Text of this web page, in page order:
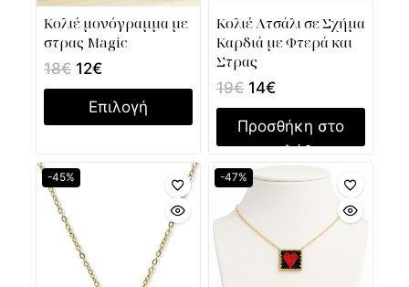
Κολιέ μονόγραμμα με
στρας Magic
18€ 12€
Επιλογή
Κολιέ Ατσάλι σε Σχήμα
Καρδιά με Φτερά και
Στρας
19€ 14€
Προσθήκη στο
καλάθι
-45% -47%